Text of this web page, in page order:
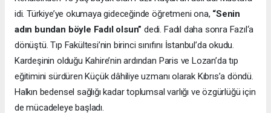
idi. Türkiye’ye okumaya gideceğinde öğretmeni ona, “Senin
adın bundan böyle Fadıl olsun” dedi. Fadıl daha sonra Fazıl‘a
dönüştü. Tıp Fakültesi’nin birinci sınıfını İstanbul’da okudu.
Kardeşinin olduğu Kahire’nin ardından Paris ve Lozan’da tıp
eğitimini sürdüren Küçük dâhiliye uzmanı olarak Kıbrıs’a döndü.
Halkın bedensel sağlığı kadar toplumsal varlığı ve özgürlüğü için
de mücadeleye başladı.